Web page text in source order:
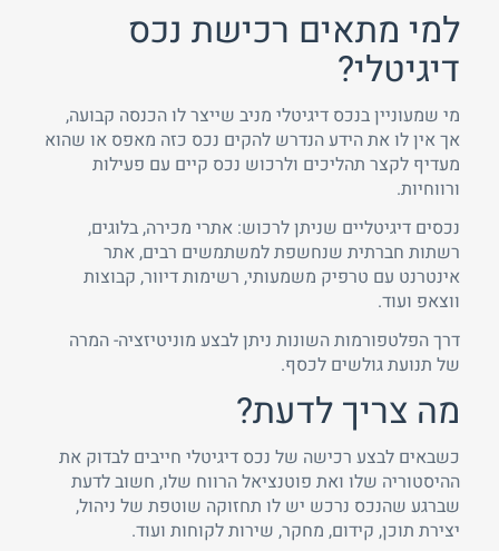
למי מתאים רכישת נכס
דיגיטלי?
מי שמעוניין בנכס דיגיטלי מניב שייצר לו הכנסה קבועה,
אך אין לו את הידע הנדרש להקים נכס כזה מאפס או שהוא
מעדיף לקצר תהליכים ולרכוש נכס קיים עם פעילות
ורווחיות.
נכסים דיגיטליים שניתן לרכוש: אתרי מכירה, בלוגים,
רשתות חברתית שנחשפת למשתמשים רבים, אתר
אינטרנט עם טרפיק משמעותי, רשימות דיוור, קבוצות
ווצאפ ועוד.
דרך הפלטפורמות השונות ניתן לבצע מוניטיזציה- המרה
של תנועת גולשים לכסף.
מה צריך לדעת?
כשבאים לבצע רכישה של נכס דיגיטלי חייבים לבדוק את
ההיסטוריה שלו ואת פוטנציאל הרווח שלו, חשוב לדעת
שברגע שהנכס נרכש יש לו תחזוקה שוטפת של ניהול,
יצירת תוכן, קידום, מחקר, שירות לקוחות ועוד.